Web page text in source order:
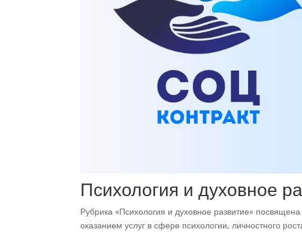
Психология и духовное
Рубрика «Психология и духовное развитие»
оказанием услуг в сфере психологии, личностного